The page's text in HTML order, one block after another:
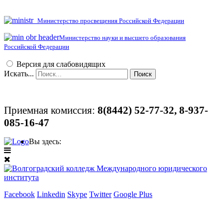
Министерство просвещения Российской Федерации
Министерство науки и высшего образования
Российской Федерации
Версия для слабовидящих
Искать...
Поиск
Приемная комиссия: 8(8442) 52-77-32, 8-937-
085-16-47
Facebook Linkedin Skype Twitter Google Plus
Вы здесь: